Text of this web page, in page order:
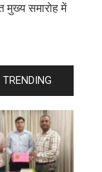
मुख्य समारोह में
TRENDING